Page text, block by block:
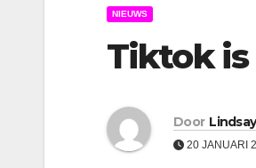
NIEUWS
Tiktok is
Door
20 JANUARI